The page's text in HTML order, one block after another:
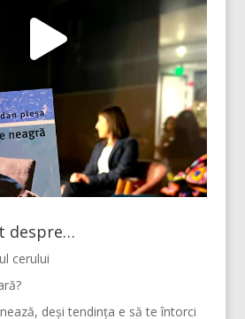
despre…
cerului
deși tendința e să te întorci